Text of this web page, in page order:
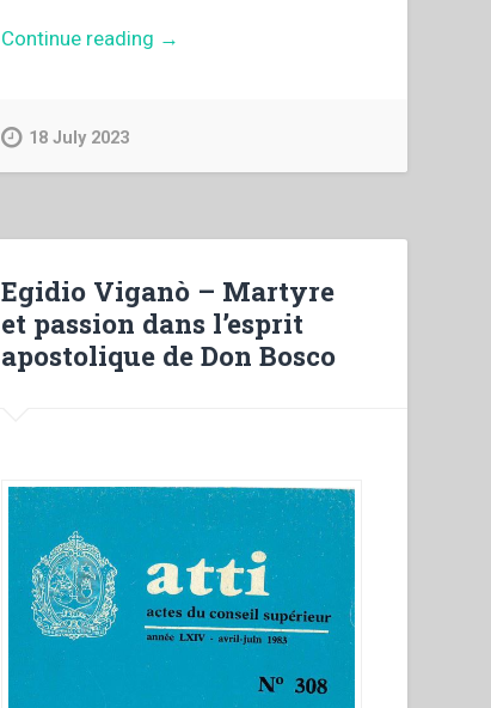
Continue reading “Aldo
Rossetti
“Da
mihi
animas”.
→
18 July 2023
Egidio Viganò – Martyre
et passion dans l’esprit
apostolique de Don Bosco